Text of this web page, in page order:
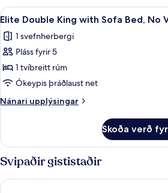
King
with
Bed
Skoða
allar
myndir
fyrir
Elite
Double
King
with
Bed,
No
View
12
Elite Double King with Sofa Bed, No
1 svefnherbergi
Pláss fyrir 5
1 tvíbreitt rúm
Ókeypis þráðlaust net
Nánari upplýsingar
Nánari
Double
King
with
Sofa
Bed,
Skoða verð
Svipaðir gististaðir
Holiday Inn & Suites Nashville